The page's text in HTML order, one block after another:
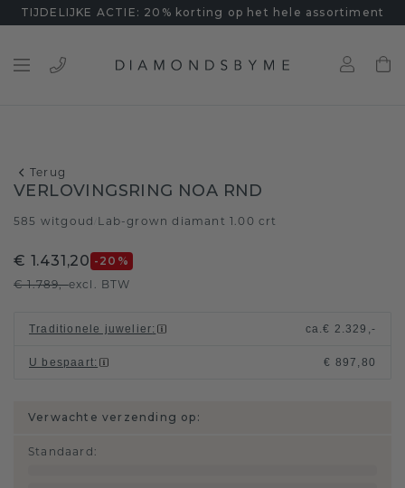
TIJDELIJKE ACTIE: 20% korting op het hele assortiment
Terug
VERLOVINGSRING NOA RND
585 witgoud Lab-grown diamant 1.00 crt
€ 1.431,20 -20 %
€ 1.789,-excl. BTW
Traditionele juwelier: ca.€ 2.329,-
U bespaart: € 897,80
Verwachte verzending op:
Standaard :